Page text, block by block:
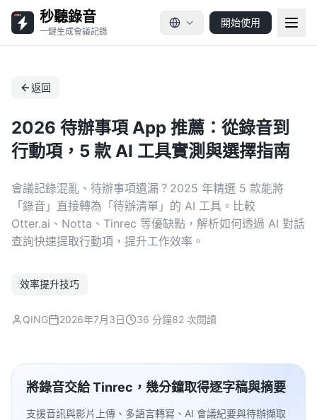
秒聽錄音
一鍵生成會議記錄
開始使用
返回
2026 待辦事項 App 推薦：從錄音到
行動項，5 款 AI 工具實測與選擇指南
會議記錄混亂、待辦事項遺漏？2025 年精選 5 款能將
「錄音」直接轉為「待辦清單」的 AI 工具。比較
Otter.ai、Notta、Tinrec 等優缺點，解析如何透過 AI 對話
查詢快速提取行動項，提升工作效率。
效率提升技巧
QING 2026年7月3日 36 分鐘82 次閱讀
將錄音交給 Tinrec，幾分鐘取得逐字稿與摘要
支援音訊與影片上傳、多語言轉寫、AI 會議紀要與待辦擷取